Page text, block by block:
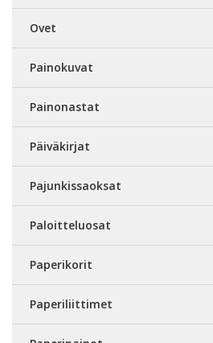
Ovet
Painokuvat
Painonastat
Päiväkirjat
Pajunkissaoksat
Paloitteluosat
Paperikorit
Paperiliittimet